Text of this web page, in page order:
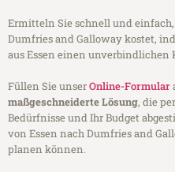
Ermitteln Sie schnell und
Dumfries and Galloway kostet,
aus Essen einen unverbindlichen
Füllen Sie unserOnline-Formular
maßgeschneiderte Lösung, die
Bedürfnisse und Ihr Budget
von Essen nach Dumfries and
planen können.